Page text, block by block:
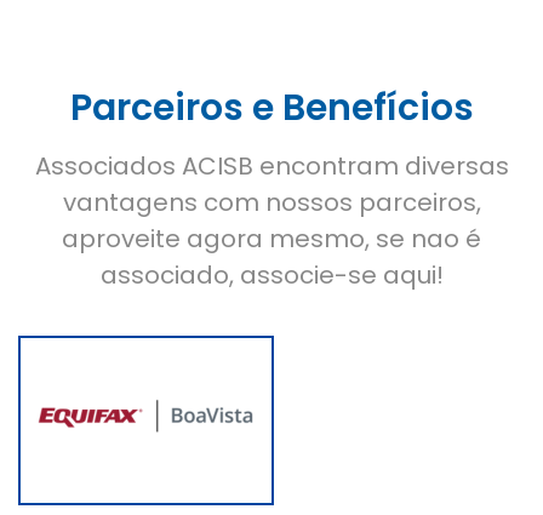
Parceiros e Benefícios
Associados ACISB encontram diversas
vantagens com nossos parceiros,
aproveite agora mesmo, se nao é
associado, associe-se aqui!